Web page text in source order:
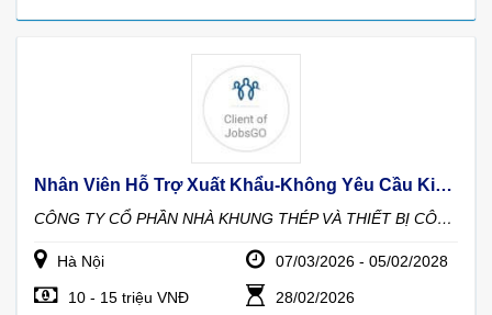
Nhân Viên Hỗ Trợ Xuất Khẩu-Không Yêu Cầu Kinh Nghiệm
CÔNG TY CỔ PHẦN NHÀ KHUNG THÉP VÀ THIẾT BỊ CÔNG NGHIỆP
Hà Nội 07/03/2026 - 05/02/2028
10 - 15 triệu VNĐ 28/02/2026